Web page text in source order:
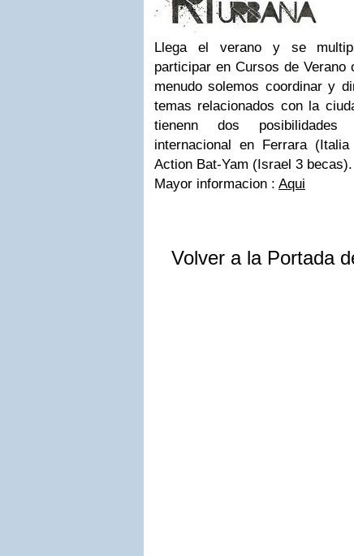
Llega el verano y se
participar en Cursos de Verano
menudo solemos coordinar y
temas relacionados con la
tienenn dos posibilidades
internacional en Ferrara
Action Bat-Yam (Israel 3 becas).
Mayor informacion : Aqui
Volver a la Portada